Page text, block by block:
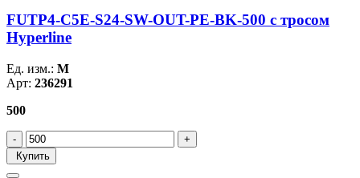
FUTP4-C5E-S24-SW-OUT-PE-BK-500 c тросом
Hyperline
Ед. изм.: М
Арт: 236291
500
Купить